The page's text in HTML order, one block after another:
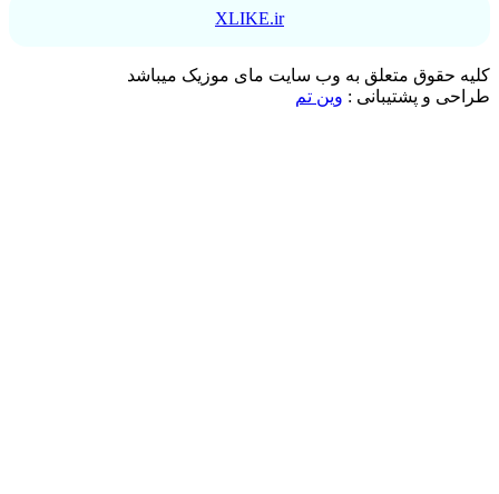
XLIKE.ir
کلیه حقوق متعلق به وب سایت مای موزیک میباشد
طراحی و پشتیبانی : وین تم